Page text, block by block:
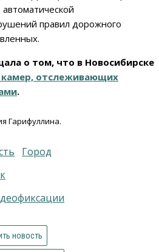
правил дорожного
о том, что в Новосибирске
камер, отслеживающих
.
Гарифуллина.
Город
новость